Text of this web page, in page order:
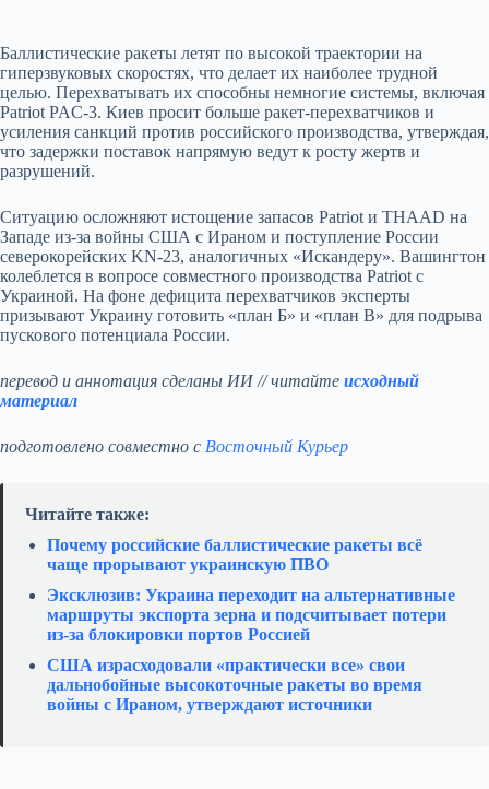
Баллистические ракеты летят по высокой траектории на
гиперзвуковых скоростях, что делает их наиболее трудной
целью. Перехватывать их способны немногие системы, включая
Patriot PAC‑3. Киев просит больше ракет‑перехватчиков и
усиления санкций против российского производства, утверждая,
что задержки поставок напрямую ведут к росту жертв и
разрушений.
Ситуацию осложняют истощение запасов Patriot и THAAD на
Западе из‑за войны США с Ираном и поступление России
северокорейских KN‑23, аналогичных «Искандеру». Вашингтон
колеблется в вопросе совместного производства Patriot с
Украиной. На фоне дефицита перехватчиков эксперты
призывают Украину готовить «план Б» и «план В» для подрыва
пускового потенциала России.
перевод и аннотация сделаны ИИ // читайте исходный
материал
подготовлено совместно с Восточный Курьер
Читайте также:
Почему российские баллистические ракеты всё
чаще прорывают украинскую ПВО
Эксклюзив: Украина переходит на альтернативные
маршруты экспорта зерна и подсчитывает потери
из‑за блокировки портов Россией
США израсходовали «практически все» свои
дальнобойные высокоточные ракеты во время
войны с Ираном, утверждают источники